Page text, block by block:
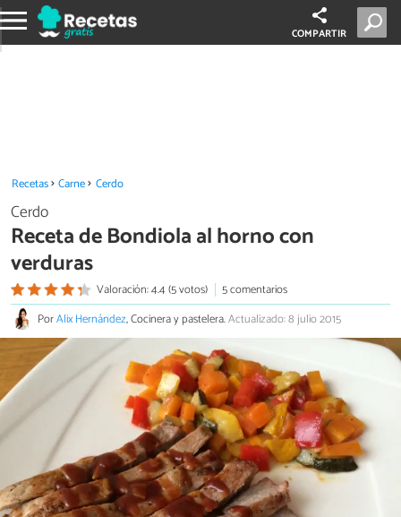
COMPARTIR
Recetas Carne Cerdo
Cerdo
Receta de Bondiola al horno con
verduras
Valoración: 4.4 (5 votos)
5 comentarios
PorAlix Hernández, Cocinera y pastelera.Actualizado: 8 julio 2015